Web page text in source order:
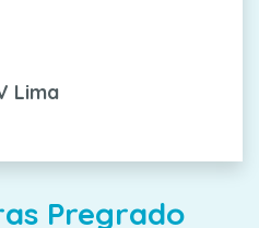
Lima
Pregrado